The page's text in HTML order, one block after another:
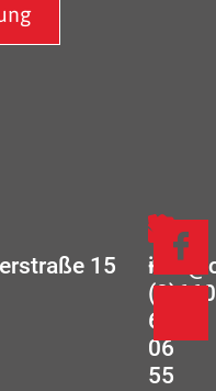
15
+43
(0)660
633
06
55